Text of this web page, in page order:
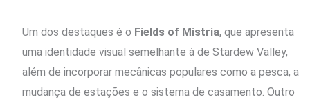
Um dos destaques é o Fields of Mistria, que apresenta
uma identidade visual semelhante à de Stardew Valley,
além de incorporar mecânicas populares como a pesca, a
mudança de estações e o sistema de casamento. Outro